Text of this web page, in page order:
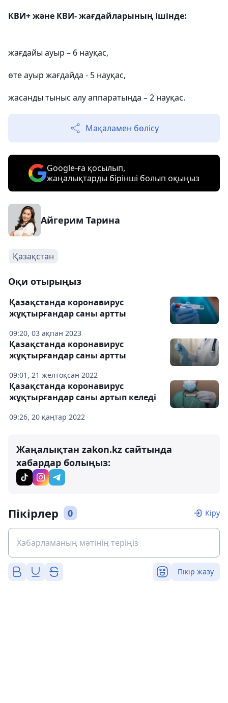
КВИ+ және КВИ- жағдайларының ішінде:
жағдайы ауыр – 6 науқас,
өте ауыр жағдайда - 5 науқас,
жасанды тыныс алу аппаратында – 2 науқас.
Мақаламен бөлісу
Google-ға қосылып,
жаңалықтарды бірінші болып оқыңыз
Айгерим Тарина
Қазақстан
Оқи отырыңыз
09:20, 03 ақпан 2023
Қазақстанда коронавирус
жұқтырғандар саны артты
09:01, 21 желтоқсан 2022
Қазақстанда коронавирус
жұқтырғандар саны артты
09:26, 20 қаңтар 2022
Қазақстанда коронавирус
жұқтырғандар саны артып келеді
Жаңалықтан zakon.kz сайтында
хабардар болыңыз:
Пікірлер 0 Кіру
Пікір жазу